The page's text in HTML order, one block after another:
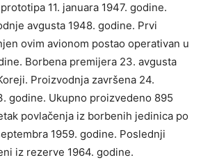
11. januara 1947. godine.
avgusta 1948. godine. Prvi
ovim avionom postao operativan u
Borbena premijera 23. avgusta
Proizvodnja završena 24.
godine. Ukupno proizvedeno 895
povlačenja iz borbenih jedinica po
1959. godine. Poslednji
iz rezerve 1964. godine.